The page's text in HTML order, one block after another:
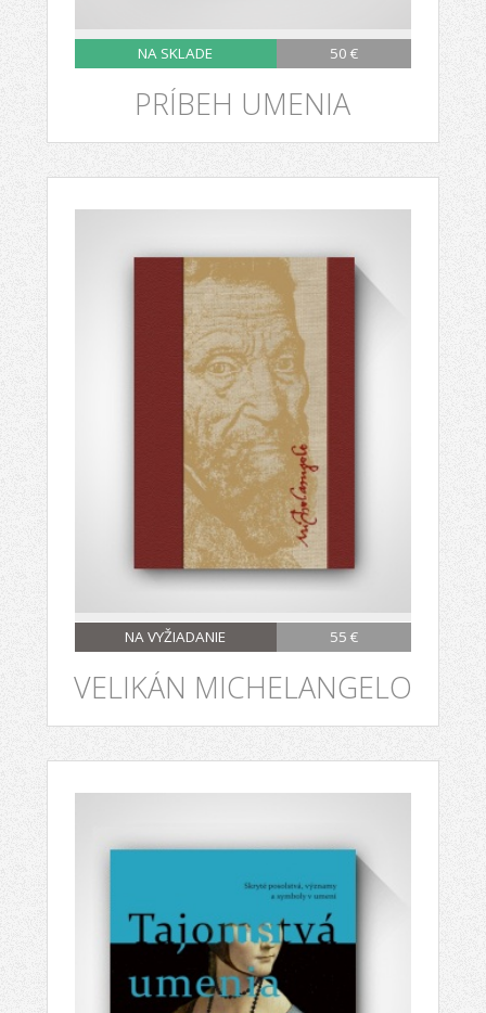
NA SKLADE 50 €
PRÍBEH UMENIA
NA VYŽIADANIE 55 €
VELIKÁN MICHELANGELO